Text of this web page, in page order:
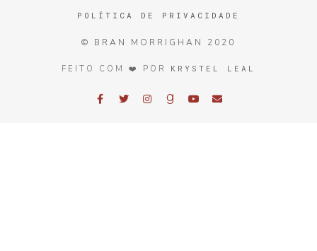
POLÍTICA DE PRIVACIDADE
© BRAN MORRIGHAN 2020
FEITO COM ❤️ POR KRYSTEL LEAL